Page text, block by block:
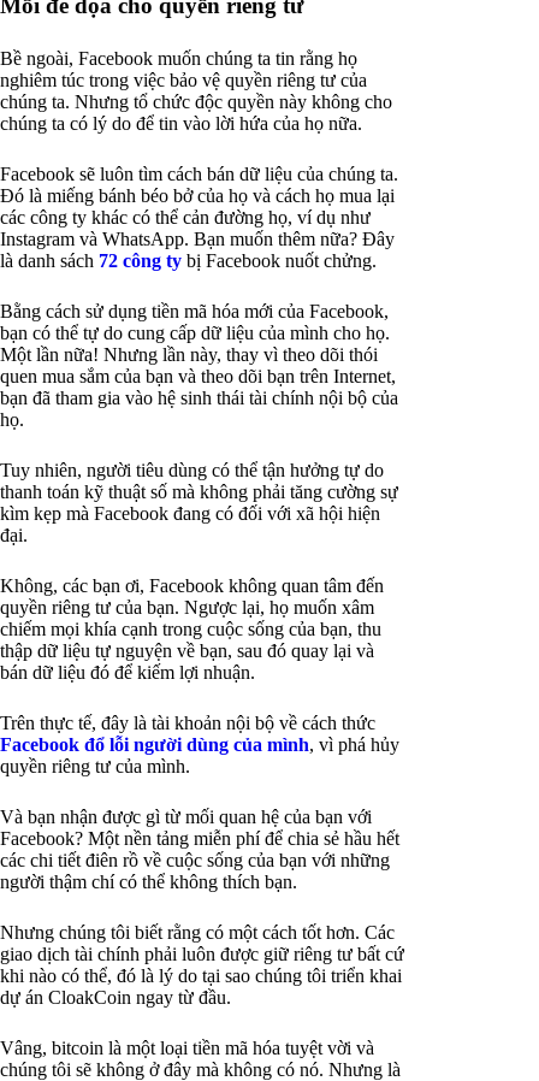
Mối đe dọa cho quyền riêng tư
Bề ngoài, Facebook muốn chúng ta tin rằng họ
nghiêm túc trong việc bảo vệ quyền riêng tư của
chúng ta. Nhưng tổ chức độc quyền này không cho
chúng ta có lý do để tin vào lời hứa của họ nữa.
Facebook sẽ luôn tìm cách bán dữ liệu của chúng ta.
Đó là miếng bánh béo bở của họ và cách họ mua lại
các công ty khác có thể cản đường họ, ví dụ như
Instagram và WhatsApp. Bạn muốn thêm nữa? Đây
là danh sách 72 công ty bị Facebook nuốt chửng.
Bằng cách sử dụng tiền mã hóa mới của Facebook,
bạn có thể tự do cung cấp dữ liệu của mình cho họ.
Một lần nữa! Nhưng lần này, thay vì theo dõi thói
quen mua sắm của bạn và theo dõi bạn trên Internet,
bạn đã tham gia vào hệ sinh thái tài chính nội bộ của
họ.
Tuy nhiên, người tiêu dùng có thể tận hưởng tự do
thanh toán kỹ thuật số mà không phải tăng cường sự
kìm kẹp mà Facebook đang có đối với xã hội hiện
đại.
Không, các bạn ơi, Facebook không quan tâm đến
quyền riêng tư của bạn. Ngược lại, họ muốn xâm
chiếm mọi khía cạnh trong cuộc sống của bạn, thu
thập dữ liệu tự nguyện về bạn, sau đó quay lại và
bán dữ liệu đó để kiếm lợi nhuận.
Trên thực tế, đây là tài khoản nội bộ về cách thức
Facebook đổ lỗi người dùng của mình, vì phá hủy
quyền riêng tư của mình.
Và bạn nhận được gì từ mối quan hệ của bạn với
Facebook? Một nền tảng miễn phí để chia sẻ hầu hết
các chi tiết điên rồ về cuộc sống của bạn với những
người thậm chí có thể không thích bạn.
Nhưng chúng tôi biết rằng có một cách tốt hơn. Các
giao dịch tài chính phải luôn được giữ riêng tư bất cứ
khi nào có thể, đó là lý do tại sao chúng tôi triển khai
dự án CloakCoin ngay từ đầu.
Vâng, bitcoin là một loại tiền mã hóa tuyệt vời và
chúng tôi sẽ không ở đây mà không có nó. Nhưng là